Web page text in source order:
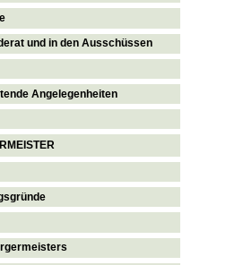
und in den Ausschüssen
Angelegenheiten